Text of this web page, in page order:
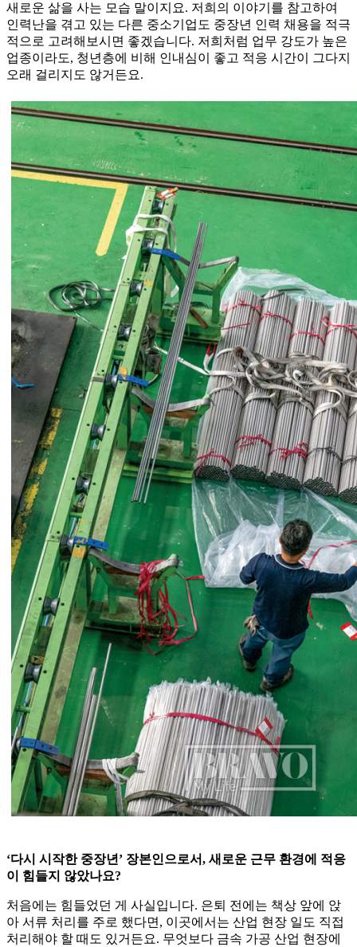
새로운 삶을 사는 모습 말이지요. 저희의 이야기를 참고하여
인력난을 겪고 있는 다른 중소기업도 중장년 인력 채용을 적극
적으로 고려해보시면 좋겠습니다. 저희처럼 업무 강도가 높은
업종이라도, 청년층에 비해 인내심이 좋고 적응 시간이 그다지
오래 걸리지도 않거든요.
‘다시 시작한 중장년’ 장본인으로서, 새로운 근무 환경에 적응
이 힘들지 않았나요?
처음에는 힘들었던 게 사실입니다. 은퇴 전에는 책상 앞에 앉
아 서류 처리를 주로 했다면, 이곳에서는 산업 현장 일도 직접
처리해야 할 때도 있거든요. 무엇보다 금속 가공 산업 현장에